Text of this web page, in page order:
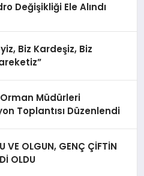
Değişikliği Ele Alındı
Biz Kardeşiz, Biz
Orman Müdürleri
Toplantısı Düzenlendi
VE OLGUN, GENÇ ÇİFTİN
OLDU